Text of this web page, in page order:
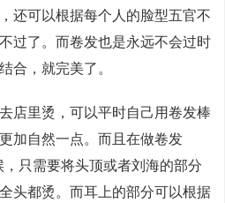
还可以根据每个人的脸型五官不
过了。而卷发也是永远不会过时
合，就完美了。
里烫，可以平时自己用卷发棒
加自然一点。而且在做卷发
只需要将头顶或者刘海的部分
头都烫。而耳上的部分可以根据